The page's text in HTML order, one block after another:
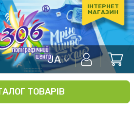
ІНТЕРНЕТ
МАГАЗИН
UA
ТОВАРІВ